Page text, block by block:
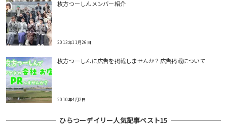
枚方つーしんメンバー紹介
2013年11月26日
枚方つーしんに広告を掲載しませんか？広告掲載について
2010年4月2日
ひらつーデイリー人気記事ベスト15